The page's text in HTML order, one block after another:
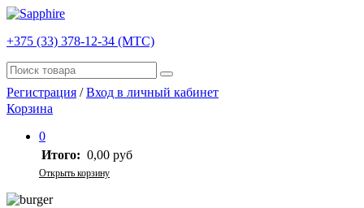
+375 (33) 378-12-34 (МТС)
Регистрация /Вход в личный кабинет
Корзина
0
Итого: 0,00 руб
Открыть корзину